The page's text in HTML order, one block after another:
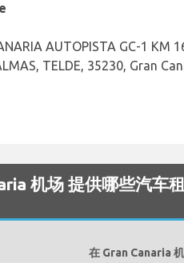
AUTOPISTA GC-1 KM
TELDE, 35230, Gran
机场 提供哪些汽车
在 Gran Canaria